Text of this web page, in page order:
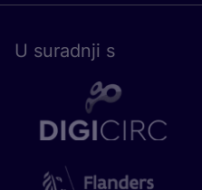
U surad­nji s